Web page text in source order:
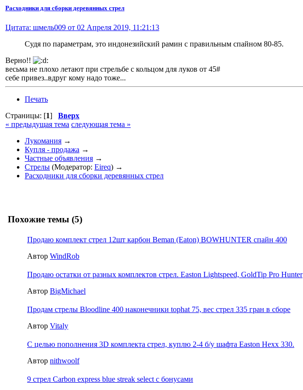
Расходники для сборки деревянных стрел
Цитата: шмель009 от 02 Апреля 2019, 11:21:13
Судя по параметрам, это индонезийский рамин с правильным спайном 80-85.
Верно!!
весьма не плохо летают при стрельбе с кольцом для луков от 45#
себе привез..вдруг кому надо тоже...
Печать
Страницы: [1] Вверх
« предыдущая тема следующая тема »
Лукомания →
Купля - продажа →
Частные объявления →
Стрелы (Модератор: Eireq) →
Расходники для сборки деревянных стрел
Похожие темы (5)
Продаю комплект стрел 12шт карбон Веman (Eaton) ВOWHUNTER спайн 400
Автор WindRob
Продаю остатки от разных комплектов стрел. Easton Lightspeed, GoldTip Pro Hunter
Автор BigMichael
Продам стрелы Bloodline 400 наконечники tophat 75, вес стрел 335 гран в сборе
Автор Vitaly
С целью пополнения 3D комплекта стрел, куплю 2-4 б/у шафта Easton Hexx 330.
Автор nithwoolf
9 стрел Carbon express blue streak select с бонусами